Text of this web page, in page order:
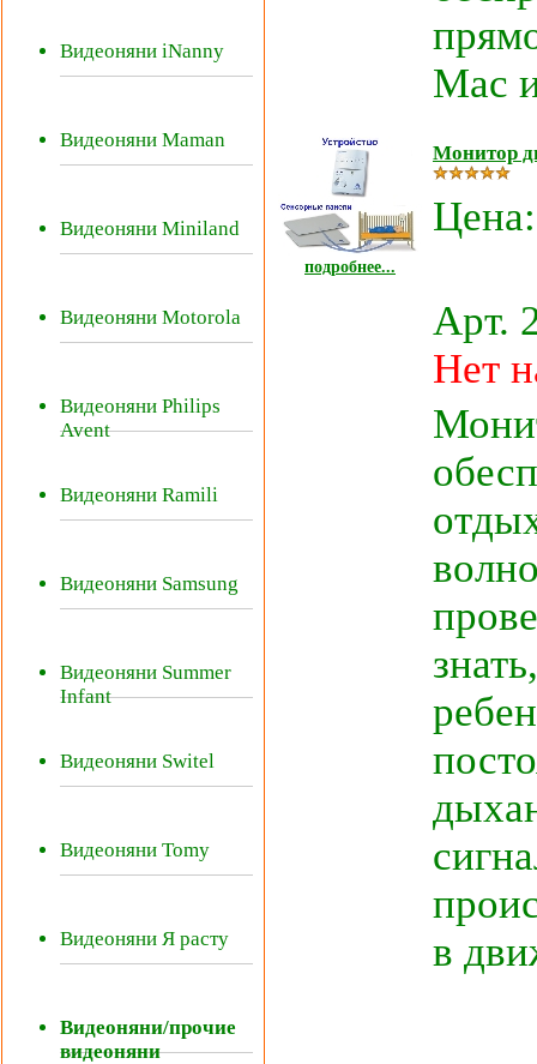
Видеоняни iNanny
Видеоняни Maman
Видеоняни Miniland
Видеоняни Motorola
Видеоняни Philips
Avent
Видеоняни Ramili
Видеоняни Samsung
Видеоняни Summer
Infant
Видеоняни Switel
Видеоняни Tomy
Видеоняни Я расту
Видеоняни/прочие
видеоняни
Mac
подробнее...
Монитор
Арт.
Нет
в